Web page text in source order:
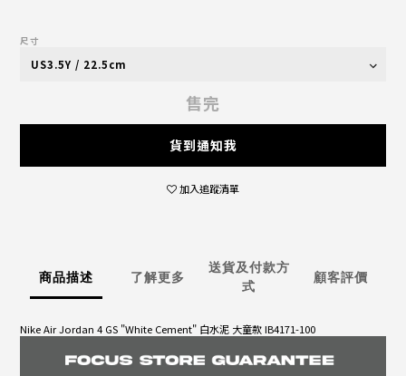
尺寸
售完
貨到通知我
加入追蹤清單
商品描述 了解更多
送貨及付款方
式
顧客評價
Nike Air Jordan 4 GS "White Cement" 白水泥 大童款 IB4171-100